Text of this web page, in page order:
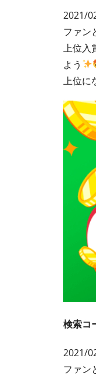
2021/
ファン
上位入
よう
上位に
検索コ
2021/
ファン